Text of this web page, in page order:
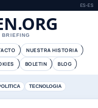
ES-ES
BRIEFING
NUESTRA HISTORIA
BOLETIN BLOG
TECNOLOGIA